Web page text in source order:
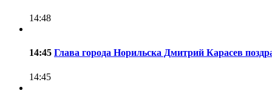
14:48
14:45 Глава города Норильска Дмитрий Карасев
14:45